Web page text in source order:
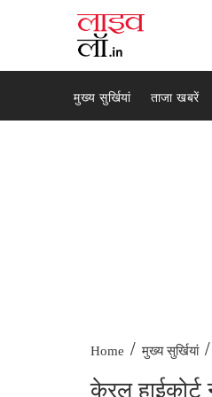
मुख्य सुर्खियां ताजा खबरें
Home / मुख्य सुर्खियां /
केरल